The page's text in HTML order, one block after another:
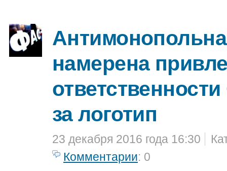
намерена
за логотип
23 декабря 2016 года 16:30
Комментарии: 0